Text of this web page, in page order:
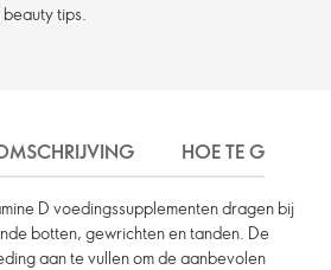
tips.
HOE TE
D voedingssupplementen dragen bij
botten, gewrichten en tanden. De
aan te vullen om de aanbevolen